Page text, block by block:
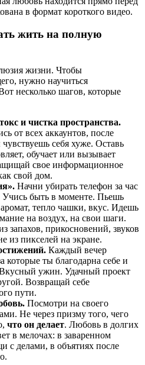
в формат короткого видео.
жить на полную
жизни. Чтобы
нужно научиться
несколько шагов, которые
и чистка пространства.
от всех аккаунтов, после
себя хуже. Оставь
обучает или вызывает
свое информационное
свой дом.
Начни убирать телефон за час
Учись быть в моменте. Пьешь
тепло чашки, вкус. Идешь
на воздух, на свои шаги.
запахов, прикосновений, звуков
из пикселей на экране.
Каждый вечер
которые ты благодарна себе и
ужин. Удачный проект
Возвращай себе
пути.
Посмотри на своего
Не через призму того, чего
что он делает. Любовь в долгих
в мелочах: в заваренном
с делами, в объятиях после